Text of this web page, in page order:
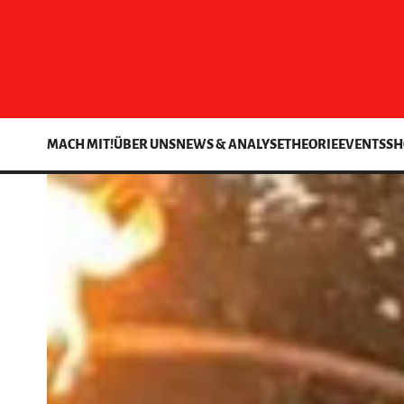
MACH MIT!ÜBER UNSNEWS & ANALYSETHEORIEEVENTS